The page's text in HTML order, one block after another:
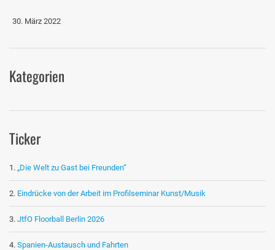
30. März 2022
Kategorien
Ticker
„Die Welt zu Gast bei Freunden“
Eindrücke von der Arbeit im Profilseminar Kunst/Musik
JtfO Floorball Berlin 2026
Spanien-Austausch und Fahrten